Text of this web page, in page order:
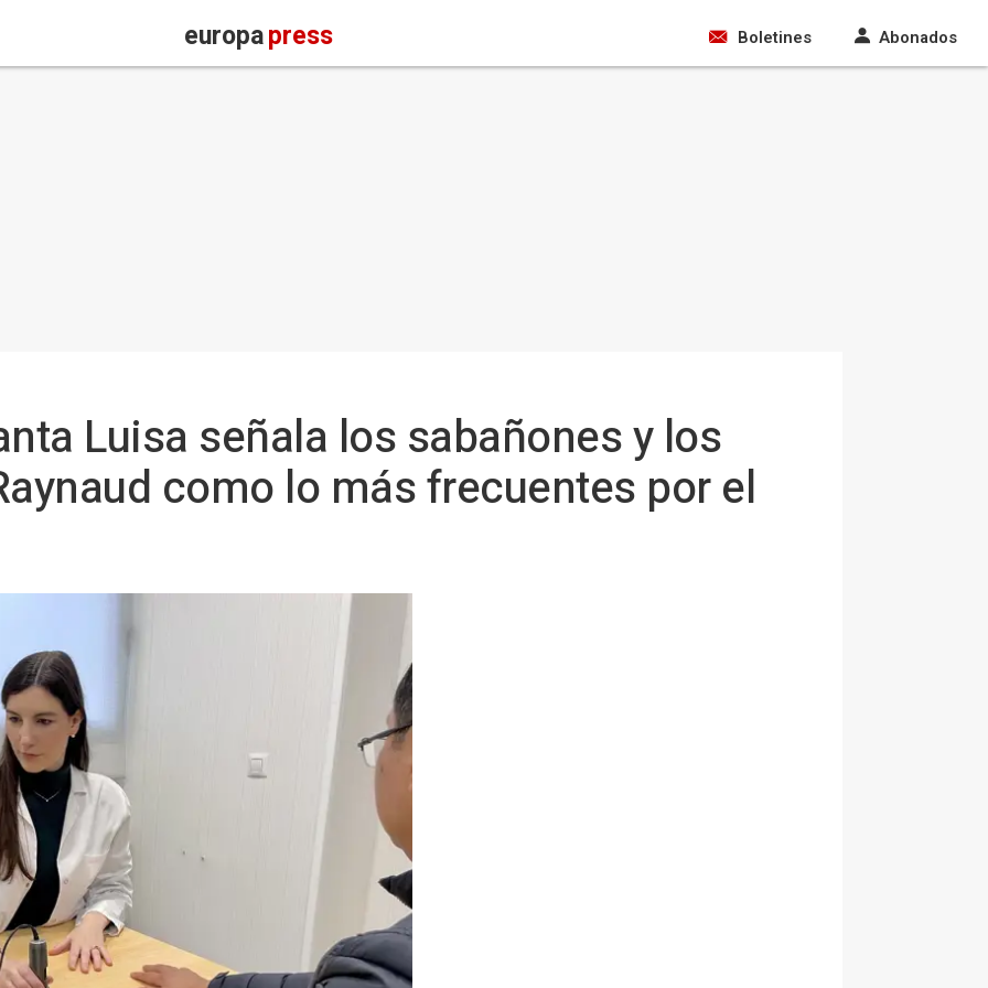
europapress Boletines Abonados
Luisa señala los sabañones y los
como lo más frecuentes por el